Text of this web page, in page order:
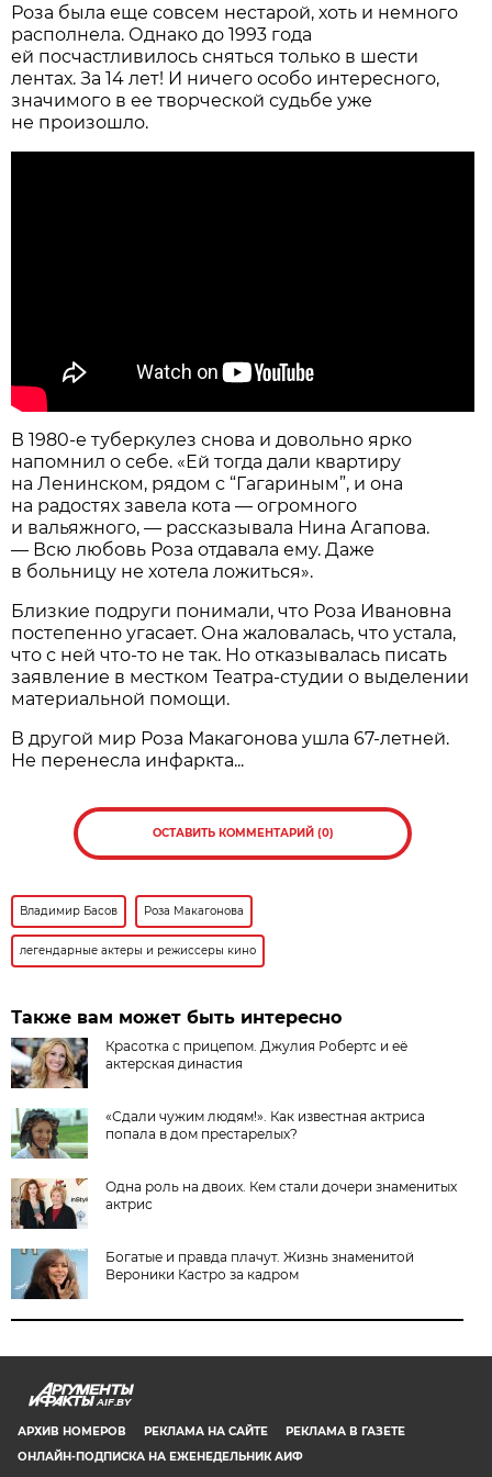
Роза была еще совсем нестарой, хоть и немного
располнела. Однако до 1993 года
ей посчастливилось сняться только в шести
лентах. За 14 лет! И ничего особо интересного,
значимого в ее творческой судьбе уже
не произошло.
В 1980-е туберкулез снова и довольно ярко
напомнил о себе. «Ей тогда дали квартиру
на Ленинском, рядом с “Гагариным”, и она
на радостях завела кота — огромного
и вальяжного, — рассказывала Нина Агапова.
— Всю любовь Роза отдавала ему. Даже
в больницу не хотела ложиться».
Близкие подруги понимали, что Роза Ивановна
постепенно угасает. Она жаловалась, что устала,
что с ней что-то не так. Но отказывалась писать
заявление в местком Театра-студии о выделении
материальной помощи.
В другой мир Роза Макагонова ушла 67-летней.
Не перенесла инфаркта...
ОСТАВИТЬ КОММЕНТАРИЙ (0)
Владимир Басов Роза Макагонова
легендарные актеры и режиссеры кино
Также вам может быть интересно
Красотка с прицепом. Джулия Робертс и её
актерская династия
«Сдали чужим людям!». Как известная актриса
попала в дом престарелых?
Одна роль на двоих. Кем стали дочери знаменитых
актрис
Богатые и правда плачут. Жизнь знаменитой
Вероники Кастро за кадром
AIF.BY
АРХИВ НОМЕРОВ РЕКЛАМА НА САЙТЕ
РЕКЛАМА В ГАЗЕТЕ
ОНЛАЙН-ПОДПИСКА НА ЕЖЕНЕДЕЛЬНИК АИФ